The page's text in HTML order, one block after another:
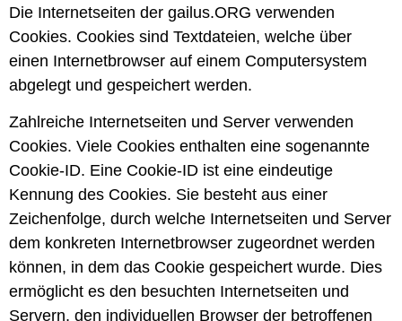
Die Internetseiten der gailus.ORG verwenden
Cookies. Cookies sind Textdateien, welche über
einen Internetbrowser auf einem Computersystem
abgelegt und gespeichert werden.
Zahlreiche Internetseiten und Server verwenden
Cookies. Viele Cookies enthalten eine sogenannte
Cookie-ID. Eine Cookie-ID ist eine eindeutige
Kennung des Cookies. Sie besteht aus einer
Zeichenfolge, durch welche Internetseiten und Server
dem konkreten Internetbrowser zugeordnet werden
können, in dem das Cookie gespeichert wurde. Dies
ermöglicht es den besuchten Internetseiten und
Servern, den individuellen Browser der betroffenen